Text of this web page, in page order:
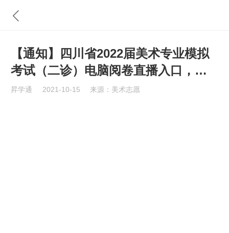
【通知】四川省2022届美术专业模拟
考试（二诊）电脑阅卷直播入口，内
附三诊报名流程
昇学通 2021-10-15 来源：美术志愿